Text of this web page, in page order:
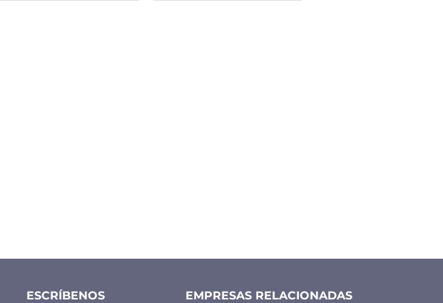
ESCRÍBENOS EMPRESAS RELACIONADAS